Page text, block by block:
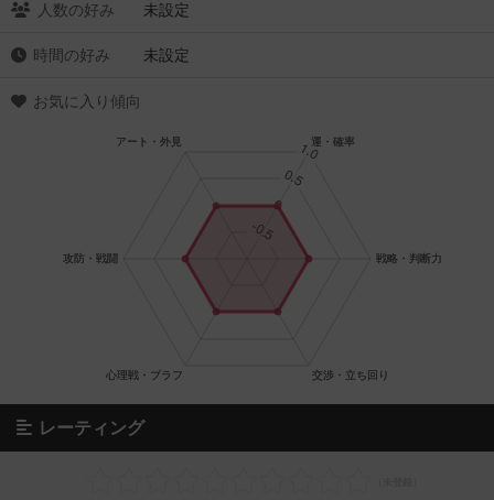
人数の好み 未設定
時間の好み 未設定
お気に入り傾向
レーティング